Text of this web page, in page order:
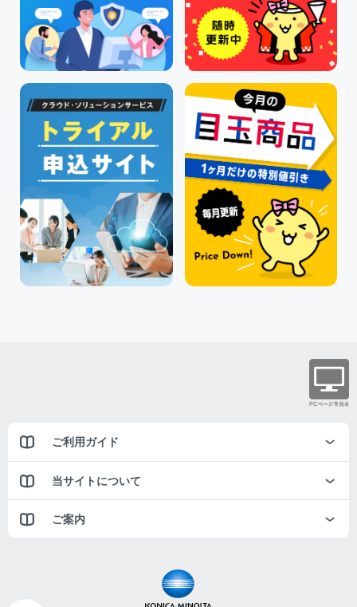
ご利用ガイド
当サイトについて
ご案内